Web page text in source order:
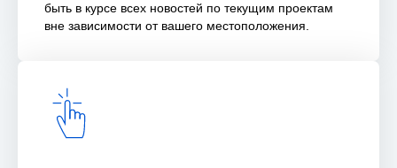
быть в курсе всех новостей по текущим проектам
вне зависимости от вашего местоположения.